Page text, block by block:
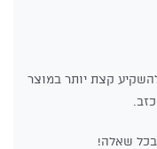
קצת יותר במוצר
בכל שאלה!